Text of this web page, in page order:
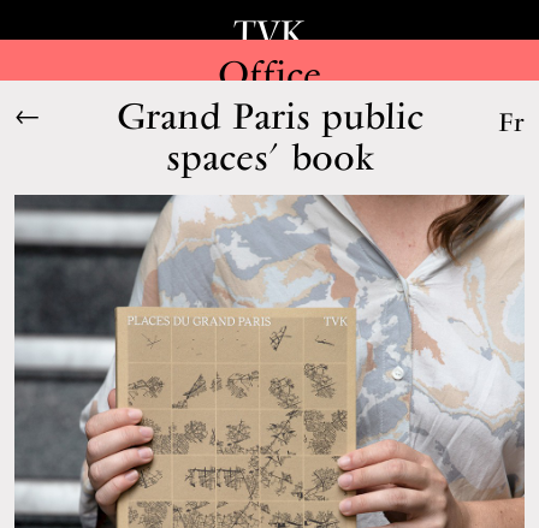
Fr
TVK
Office
←
Grand Paris public
spaces’ book